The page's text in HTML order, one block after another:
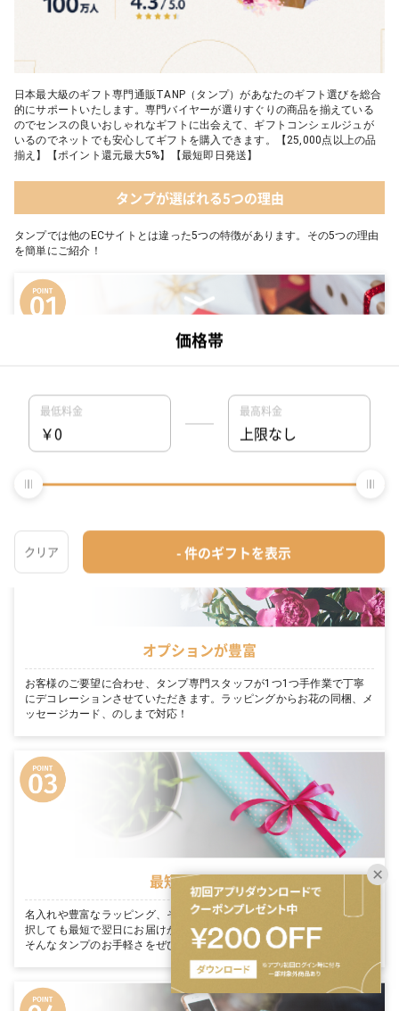
日本最大級のギフト専門通販TANP（タンプ）があなたのギフト選びを総合
的にサポートいたします。専門バイヤーが選りすぐりの商品を揃えている
のでセンスの良いおしゃれなギフトに出会えて、ギフトコンシェルジュが
いるのでネットでも安心してギフトを購入できます。【25,000点以上の品
揃え】【ポイント還元最大5%】【最短即日発送】
タンプが選ばれる5つの理由
タンプでは他のECサイトとは違った5つの特徴があります。その5つの理由
を簡単にご紹介！
充実の品揃えとタンプ限定セットが豊富
他の店やネットでは買えない、各メーカーがこだわり抜いた商品を数多
く取り揃えております。さらに、お客様のギフトシーンに合わせてタン
ットも数多く豊富です！
オプションが豊富
お客様のご要望に合わせ、タンプ専門スタッフが1つ1つ手作業で丁寧
にデコレーションさせていただきます。ラッピングからお花の同梱、メ
ッセージカード、のしまで対応！
最短翌日お届け
名入れや豊富なラッピング、そのまま渡せる完璧な装飾を たくさん選
択しても最短で翌日にお届けが可能です。「今日買って、明日届く」。
そんなタンプのお手軽さをぜひご体感ください。